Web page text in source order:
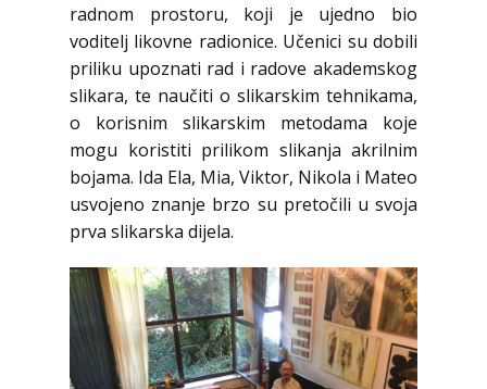
radnom prostoru, koji je ujedno bio
voditelj likovne radionice. Učenici su dobili
priliku upoznati rad i radove akademskog
slikara, te naučiti o slikarskim tehnikama,
o korisnim slikarskim metodama koje
mogu koristiti prilikom slikanja akrilnim
bojama. Ida Ela, Mia, Viktor, Nikola i Mateo
usvojeno znanje brzo su pretočili u svoja
prva slikarska dijela.